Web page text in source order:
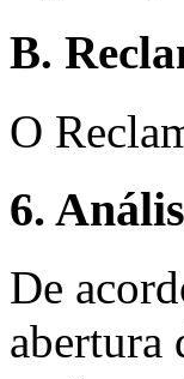
B.
O
6.
De
abertura